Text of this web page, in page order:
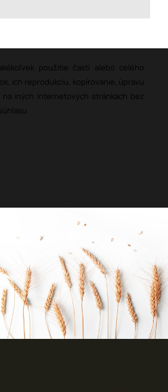
použitie časti alebo celého
ich reprodukciu, kopírovanie, úpravu
na iných internetových stránkach bez